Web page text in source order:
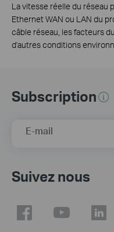
La vitesse réelle du réseau
Ethernet WAN ou LAN du
câble réseau, les facteurs
d'autres conditions
Subscription
E-mail
Suivez nous